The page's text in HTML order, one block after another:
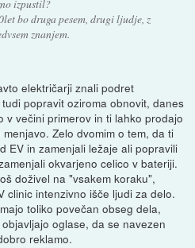
izpustil?
bo druga pesem, drugi ljudje, z
znanjem.
električarji znali podret
popravit oziroma obnovit, danes
v večini primerov in ti lahko prodajo
Zelo dvomim o tem, da ti
EV in zamenjali ležaje ali popravili
okvarjeno celico v bateriji.
doživel na "vsakem koraku",
clinic intenzivno išče ljudi za delo.
toliko povečan obseg dela,
oglase, da se navezen
reklamo.